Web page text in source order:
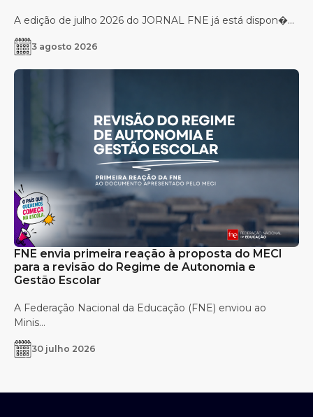
A edição de julho 2026 do JORNAL FNE já está dispon�...
3 agosto 2026
FNE envia primeira reação à proposta do MECI
para a revisão do Regime de Autonomia e
Gestão Escolar
A Federação Nacional da Educação (FNE) enviou ao
Minis...
30 julho 2026